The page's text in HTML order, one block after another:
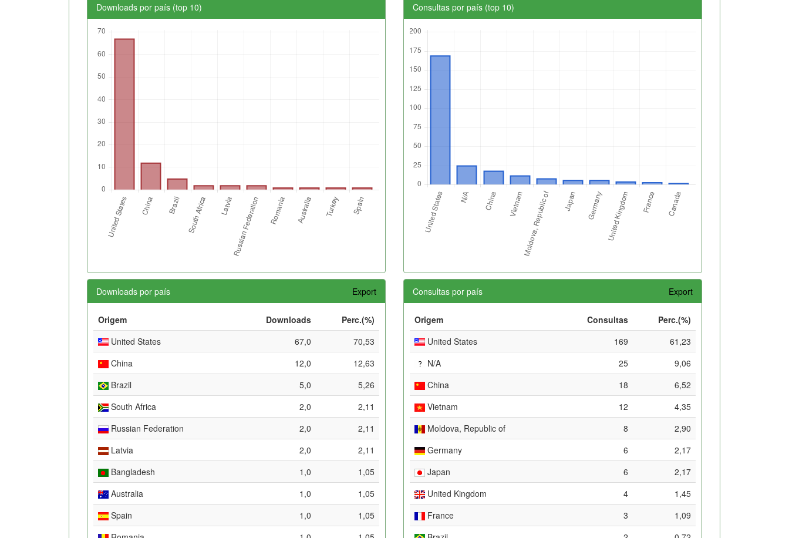
Downloads por país (top 10) Consultas por país (top 10)
Downloads por país Export
Origem Downloads
Perc.(%)
United States
67,0
70,53
China
12,0
12,63
Brazil
5,0
5,26
South Africa
2,0
2,11
Russian Federation
2,0
2,11
Latvia
2,0
2,11
Bangladesh
1,0
1,05
Australia
1,0
1,05
Spain
1,0
1,05
Consultas por país Export
Origem Consultas
Perc.(%)
United States
169
61,23
N/A
25
9,06
China
18
6,52
Vietnam
12
4,35
Moldova, Republic of
8
2,90
Germany
6
2,17
Japan
6
2,17
United Kingdom
4
1,45
France
3
1,09